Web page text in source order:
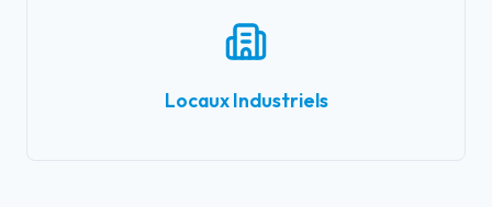
Locaux Industriels